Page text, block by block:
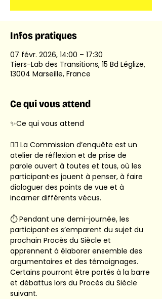
Infos pratiques
07 févr. 2026, 14:00 – 17:30
Tiers-Lab des Transitions, 15 Bd Léglize,
13004 Marseille, France
Ce qui vous attend
✨Ce qui vous attend
🕵️‍♀️ La Commission d’enquête est un
atelier de réflexion et de prise de
parole ouvert à toutes et tous, où les
participant·es jouent à penser, à faire
dialoguer des points de vue et à
incarner différents vécus.
⏱️ Pendant une demi-journée, les
participant·es s’emparent du sujet du
prochain Procès du Siècle et
apprennent à élaborer ensemble des
argumentaires et des témoignages.
Certains pourront être portés à la barre
et débattus lors du Procès du Siècle
suivant.